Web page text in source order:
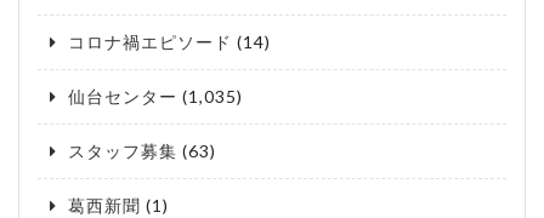
コロナ禍エピソード (14)
仙台センター (1,035)
スタッフ募集 (63)
葛西新聞 (1)